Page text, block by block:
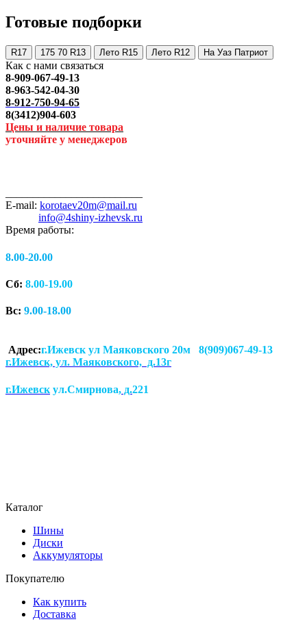
Готовые подборки
R17 175 70 R13 Лето R15 Лето R12 На Уаз Патриот
Как с нами связаться
8-909-067-49-13
8-963-542-04-30
8-912-750-94-65
8(3412)904-603
Цены и наличие товара
уточняйте у менеджеров
E-mail: korotaev20m@mail.ru
info@4shiny-izhevsk.ru
Время работы:
8.00-20.00
Сб: 8.00-19.00
Вс: 9.00-18.00
Адрес:г.Ижевск ул Маяковского 20м 8(909)067-49-13
г.Ижевск, ул. Маяковского, д.13г
г.Ижевск ул.Смирнова, д.221
Каталог
Шины
Диски
Аккумуляторы
Покупателю
Как купить
Доставка